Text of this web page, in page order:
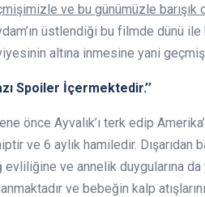
ve bu günümüzle barışık
üstlendiği bu filmde dünü
altına inmesine yani
Spoiler İçermektedir.’’
önce Ayvalık’ı terk edip
ve 6 aylık hamiledir. Dışarıdan
evliliğine ve annelik duygularına
ve bebeğin kalp